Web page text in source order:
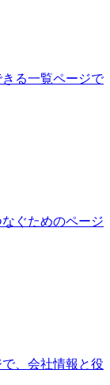
る一覧ページで
ぐためのページ
、会社情報と役